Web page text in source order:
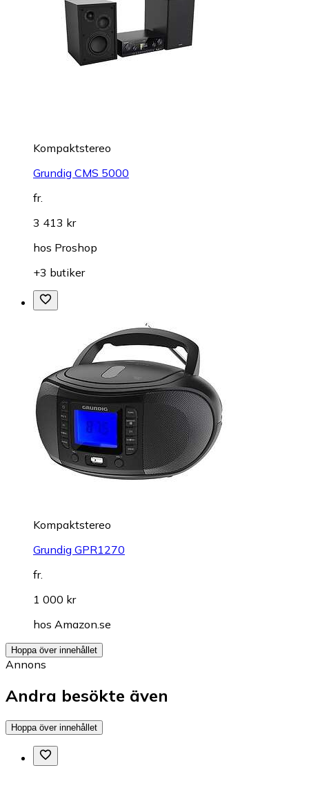
Kompaktstereo
Grundig CMS 5000
fr.
3 413 kr
hos Proshop
+3 butiker
Kompaktstereo
Grundig GPR1270
fr.
1 000 kr
hos Amazon.se
Hoppa över innehållet
Annons
Andra besökte även
Hoppa över innehållet